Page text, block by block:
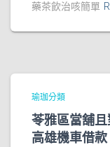
藥茶飲治咳簡單
瑜珈分類
苓雅區當舖
高雄機車借款